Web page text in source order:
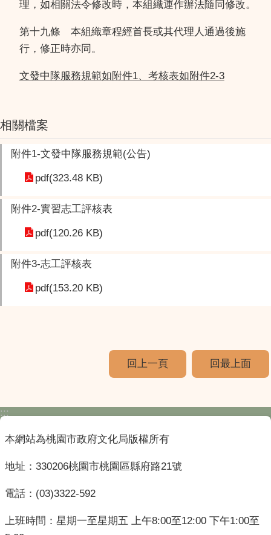
理，如相關法令修改時，本組織運作辦法隨同修改。
第十九條 本組織章程經首長或其代理人通過後施
行，修正時亦同。
文發中隊服務規範如附件1、考核表如附件2-3
相關檔案
附件1-文發中隊服務規範(公告)
pdf(323.48 KB)
附件2-實習志工評核表
pdf(120.26 KB)
附件3-志工評核表
pdf(153.20 KB)
回上一頁 回最上面
:::
本網站為桃園市政府文化局版權所有
地址：330206桃園市桃園區縣府路21號
電話：(03)3322-592
上班時間：星期一至星期五 上午8:00至12:00 下午1:00至